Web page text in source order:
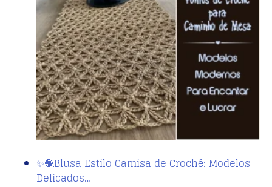
✨🧶Blusa Estilo Camisa de Crochê: Modelos
Delicados…